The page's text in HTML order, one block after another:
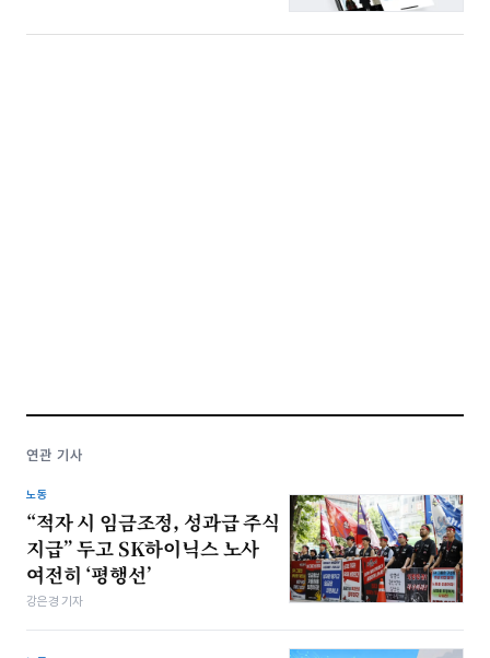
연관 기사
노동
“적자 시 임금조정, 성과급 주식
지급” 두고 SK하이닉스 노사
여전히 ‘평행선’
강은경 기자